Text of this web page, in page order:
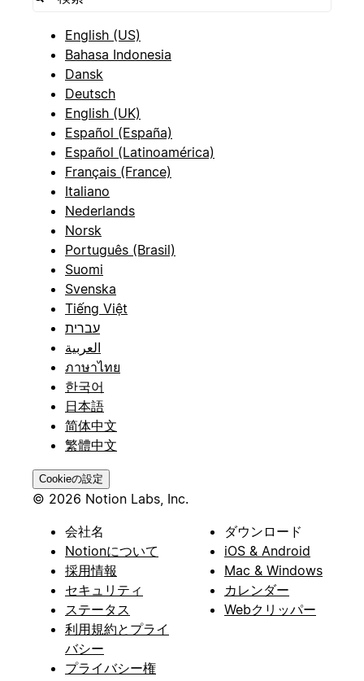
English (US)
Bahasa Indonesia
Dansk
Deutsch
English (UK)
Español (España)
Español (Latinoamérica)
Français (France)
Italiano
Nederlands
Norsk
Português (Brasil)
Suomi
Svenska
Tiếng Việt
עברית
العربية
ภาษาไทย
한국어
日本語
简体中文
繁體中文
Cookieの設定
© 2026 Notion Labs, Inc.
会社名
Notionについて
採用情報
セキュリティ
ステータス
利用規約とプライ
バシー
プライバシー権
ダウンロード
iOS & Android
Mac & Windows
カレンダー
Webクリッパー